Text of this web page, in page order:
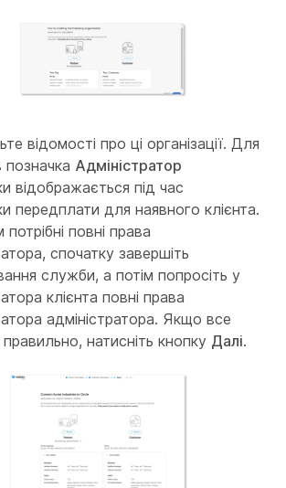
відомості про ці організації. Для
позначка Адміністратор
відображається під час
передплати для наявного клієнта.
повні права
спочатку завершіть
служби, а потім попросіть у
клієнта повні права
адміністратора. Якщо все
натисніть кнопку Далі.